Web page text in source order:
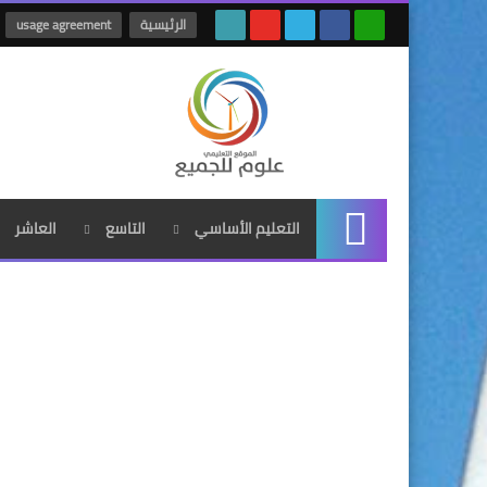
الرئيسية usage agreement
الرئيسية
التعليم الأساسي التاسع العاشر